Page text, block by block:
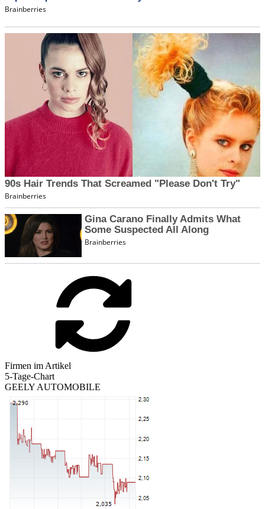
Firmen im Artikel
5-Tage-Chart
GEELY AUTOMOBILE